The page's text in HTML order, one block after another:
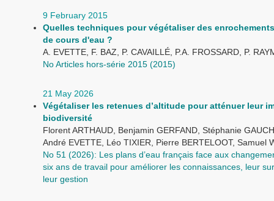
9 February 2015
Quelles techniques pour végétaliser des
de cours d'eau ?
A. EVETTE, F. BAZ, P. CAVAILLÉ, P.A. FROSSARD, P.
No Articles hors-série 2015 (2015)
21 May 2026
Végétaliser les retenues d’altitude pour atténuer leur
biodiversité
Florent ARTHAUD, Benjamin GERFAND, Stéphanie
André EVETTE, Léo TIXIER, Pierre BERTELOOT, Samuel
No 51 (2026): Les plans d’eau français face aux
six ans de travail pour améliorer les connaissances, leur
leur gestion